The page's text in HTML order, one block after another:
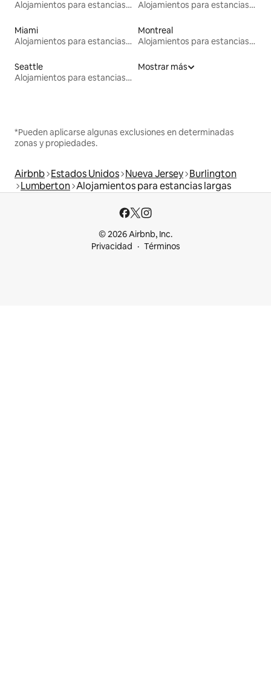
Alojamientos para estancias largas
Alojamientos para estancias largas
Miami
Alojamientos para estancias largas
Montreal
Alojamientos para estancias largas
Seattle
Alojamientos para estancias largas
Mostrar más
*Pueden aplicarse algunas exclusiones en determinadas
zonas y propiedades.
Airbnb Estados Unidos Nueva Jersey Burlington
Lumberton Alojamientos para estancias largas
© 2026 Airbnb, Inc.
Privacidad
Términos